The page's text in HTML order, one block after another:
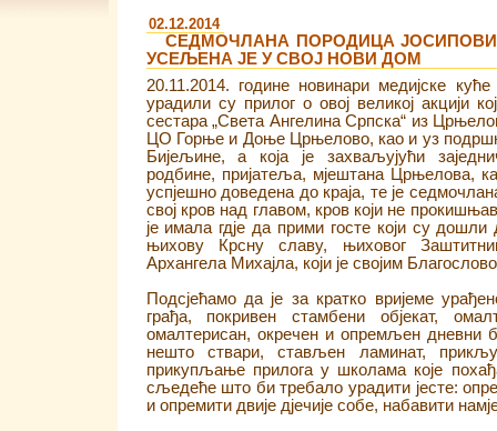
02.12.2014
СЕДМОЧЛАНА ПОРОДИЦА
УСЕЉЕНА ЈЕ У СВОЈ НОВИ ДОМ
20.11.2014. године новинари медијске
урадили су прилог о овој великој акцији
сестара „Света Ангелина Српска“ из
ЦО Горње и Доње Црњелово, као и уз
Бијељине, а која је захваљујући
родбине, пријатеља, мјештана Црњелова,
успјешно доведена до краја, те је
свој кров над главом, кров који не
је имала гдје да прими госте који су
њихову Крсну славу, њиховог
Архангела Михајла, који је својим
Подсјећамо да је за кратко вријеме
грађа, покривен стамбени објекат,
омалтерисан, окречен и опремљен дневни
нешто ствари, стављен ламинат,
прикупљање прилога у школама које
сљедеће што би требало урадити јесте:
и опремити двије дјечије собе, набавити